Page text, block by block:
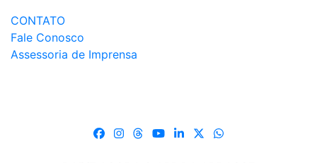
CONTATO
Fale Conosco
Assessoria de Imprensa